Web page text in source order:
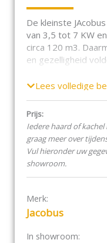
De kleinste
van 3,5 tot 7 KW
circa 120 m3.
en gezelligheid
Zuinig, schoon en
De duurzame
ijzersterke
verbranding, een
uitstoot van
bediening. In de
eiken! De
Europese Norm
Duitse norm DIN+,
strengste norm in
Lees volledige
Prijs:
Iedere haard of
graag meer over
Vul hieronder uw
showroom.
Merk:
Jacobus
In showroom: